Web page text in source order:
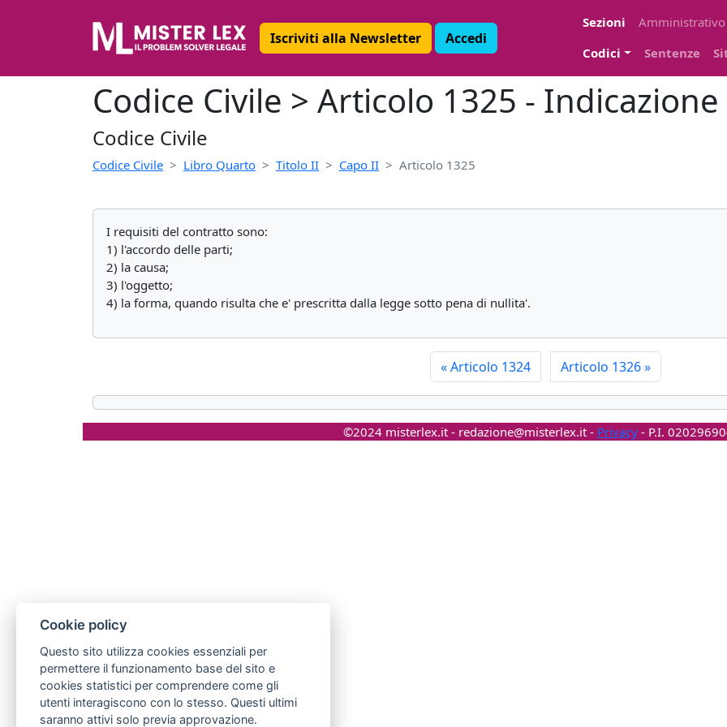
Iscriviti alla Newsletter Accedi
Sezioni
Amministrativo
Codici
Sentenze
Codice Civile > Articolo 1325 -
Codice Civile
Codice Civile Libro Quarto Titolo II Capo II Articolo 1325
I requisiti del contratto sono:
1) l'accordo delle parti;
2) la causa;
3) l'oggetto;
4) la forma, quando risulta che e' prescritta dalla legge sotto pena di nullita'.
«Articolo 1324 Articolo 1326»
©2024 misterlex.it - redazione@misterlex.it- Privacy- P.I.
Cookie policy
Questo sito utilizza cookies essenziali per
permettere il funzionamento base del sito e
cookies statistici per comprendere come gli
utenti interagiscono con lo stesso. Questi ultimi
saranno attivi solo previa approvazione.